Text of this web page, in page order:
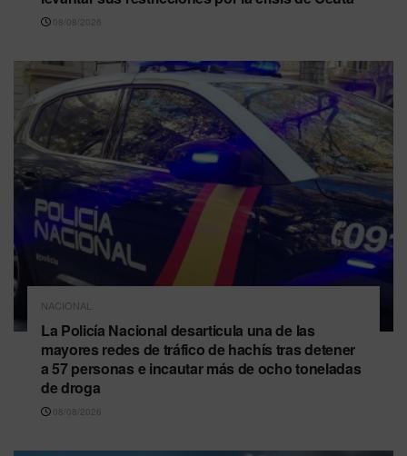
08/08/2026
NACIONAL
La Policía Nacional desarticula una de las
mayores redes de tráfico de hachís tras detener
a 57 personas e incautar más de ocho toneladas
de droga
08/08/2026